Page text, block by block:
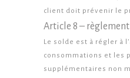
client doit prévenir le
Article 8 –
Le solde est à régler à
consommations et les
supplémentaires non